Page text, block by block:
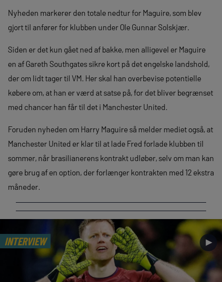
Nyheden markerer den totale nedtur for Maguire, som blev
gjort til anfører for klubben under Ole Gunnar Solskjær.
Siden er det kun gået ned af bakke, men alligevel er Maguire
en af Gareth Southgates sikre kort på det engelske landshold,
der om lidt tager til VM. Her skal han overbevise potentielle
købere om, at han er værd at satse på, for det bliver begrænset
med chancer han får til det i Manchester United.
Foruden nyheden om Harry Maguire så melder mediet også, at
Manchester United er klar til at lade Fred forlade klubben til
sommer, når brasilianerens kontrakt udløber, selv om man kan
gøre brug af en option, der forlænger kontrakten med 12 ekstra
måneder.
INTERVIEW ►